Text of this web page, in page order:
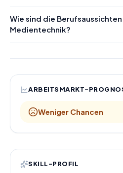
Wie sind die
Medientechnik?
ARBEITSMARKT-
Weniger Chancen
SKILL-PROFIL